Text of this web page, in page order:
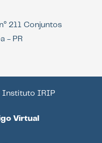
211 Conjuntos
- PR
Instituto IRIP
Virtual